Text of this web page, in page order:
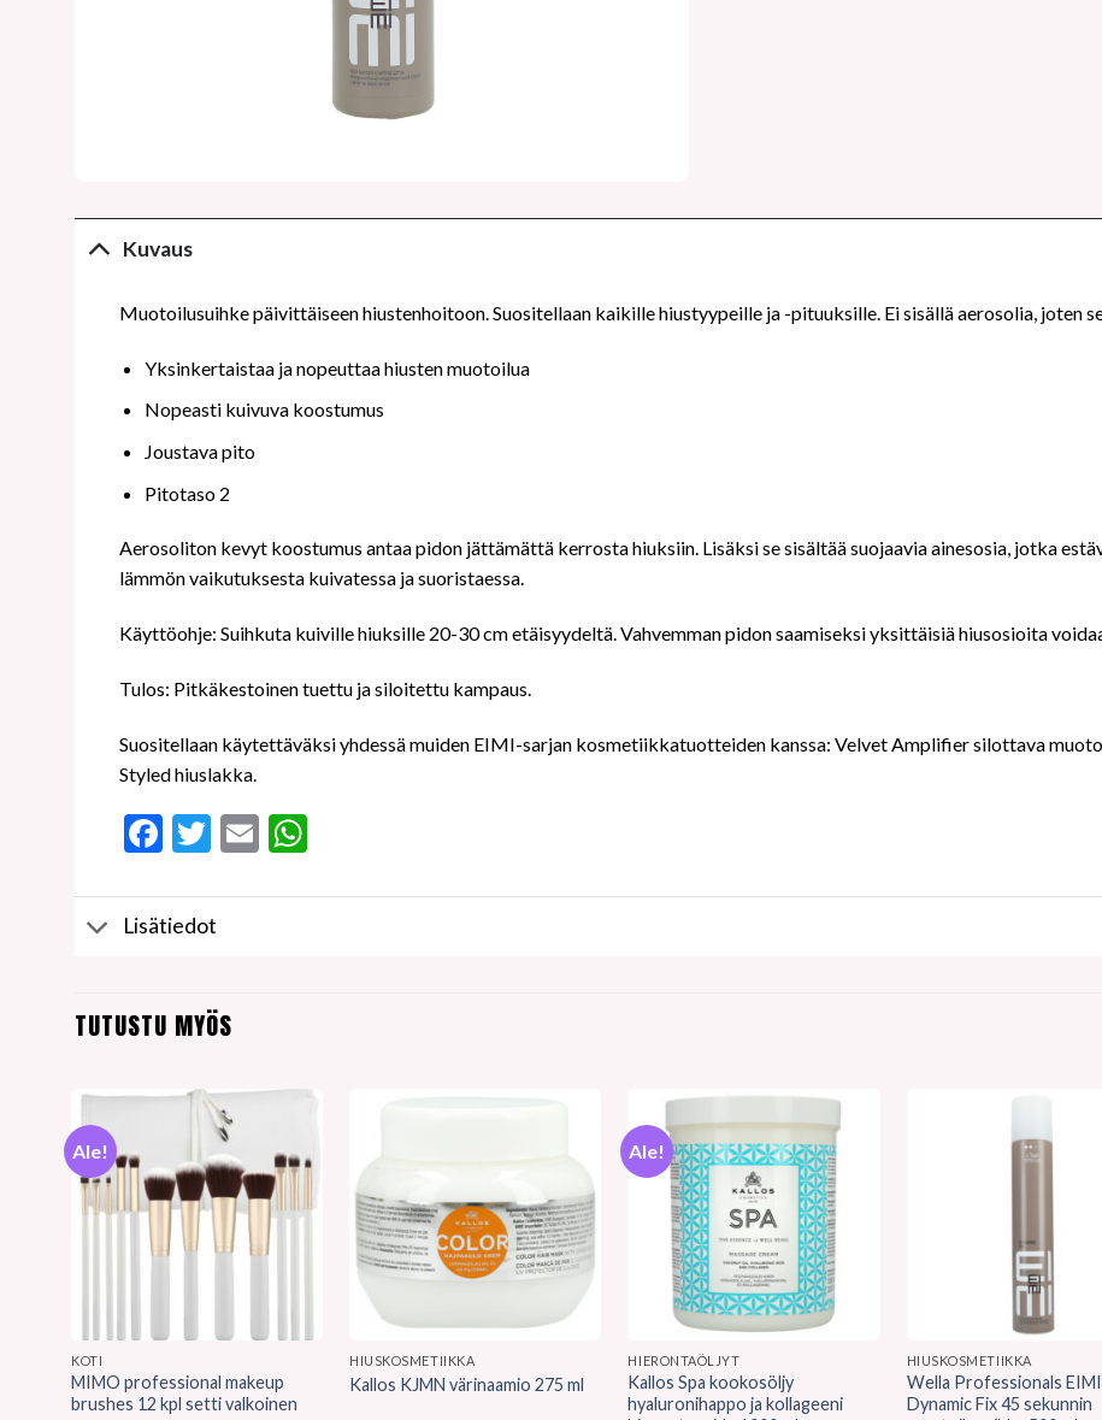
Kuvaus
Muotoilusuihke päivittäiseen hiustenhoitoon. Suositellaan kaikille hiustyypeille ja -pituuksille. Ei sisällä aerosolia, joten
Yksinkertaistaa ja nopeuttaa hiusten muotoilua
Nopeasti kuivuva koostumus
Joustava pito
Pitotaso 2
Aerosoliton kevyt koostumus antaa pidon jättämättä kerrosta hiuksiin. Lisäksi se sisältää suojaavia ainesosia, jotka
lämmön vaikutuksesta kuivatessa ja suoristaessa.
Käyttöohje: Suihkuta kuiville hiuksille 20-30 cm etäisyydeltä. Vahvemman pidon saamiseksi yksittäisiä hiusosioita
Tulos: Pitkäkestoinen tuettu ja siloitettu kampaus.
Suositellaan käytettäväksi yhdessä muiden EIMI-sarjan kosmetiikkatuotteiden kanssa: Velvet Amplifier silottava
Styled hiuslakka.
Facebook
Twitter
EmailWhatsApp
Lisätiedot
TUTUSTU MYÖS
Ale!
KOTI
MIMO professional makeup
brushes 12 kpl setti valkoinen
HIUSKOSMETIIKKA
Kallos KJMN värinaamio 275 ml
Ale!
HIERONTAÖLJYT
Kallos Spa kookosöljy
hyaluronihappo ja kollageeni
HIUSKOSMETIIKKA
Wella Professionals EIMI
Dynamic Fix 45 sekunnin